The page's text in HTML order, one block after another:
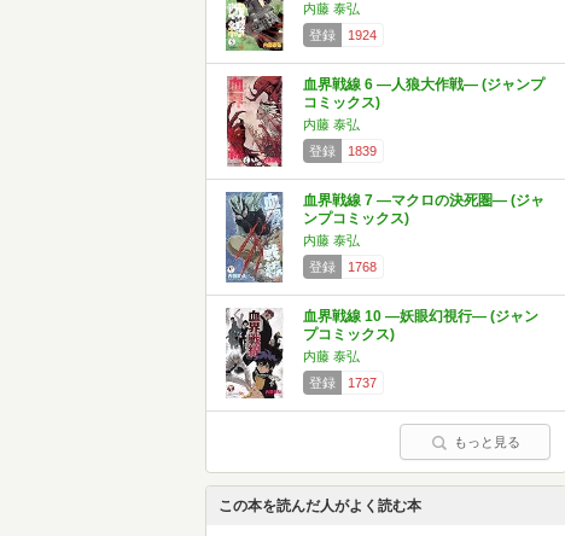
内藤 泰弘
登録
1924
血界戦線 6 ―人狼大作戦― (ジャンプ
コミックス)
内藤 泰弘
登録
1839
血界戦線 7 ―マクロの決死圏― (ジャ
ンプコミックス)
内藤 泰弘
登録
1768
血界戦線 10 ―妖眼幻視行― (ジャン
プコミックス)
内藤 泰弘
登録
1737
もっと見る
この本を読んだ人がよく読む本